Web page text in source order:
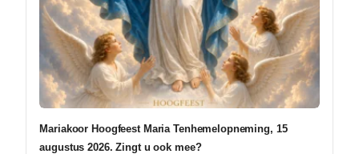
Mariakoor Hoogfeest Maria Tenhemelopneming, 15
augustus 2026. Zingt u ook mee?